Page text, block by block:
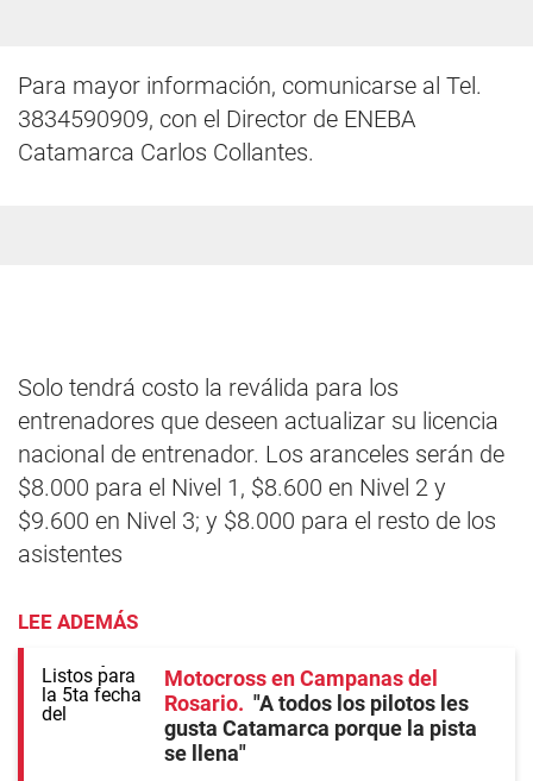
Para mayor información, comunicarse al Tel.
3834590909, con el Director de ENEBA
Catamarca Carlos Collantes.
Solo tendrá costo la reválida para los
entrenadores que deseen actualizar su licencia
nacional de entrenador. Los aranceles serán de
$8.000 para el Nivel 1, $8.600 en Nivel 2 y
$9.600 en Nivel 3; y $8.000 para el resto de los
asistentes
LEE ADEMÁS
Motocross en Campanas del
Rosario
"A todos los pilotos les
gusta Catamarca porque la pista
se llena"